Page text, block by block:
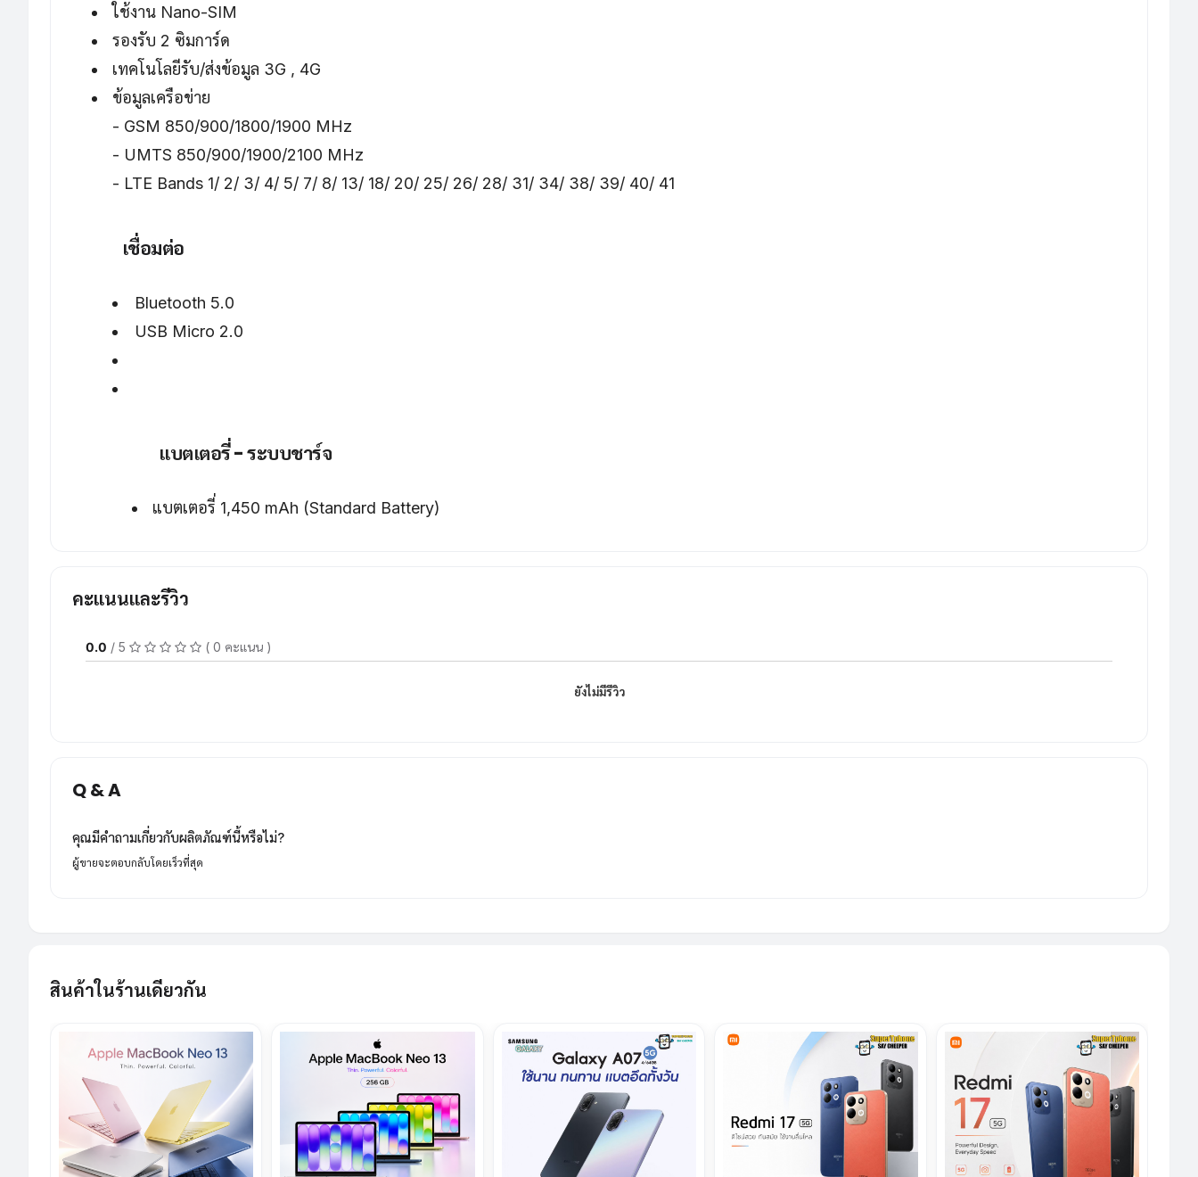
ใช้งาน Nano-SIM
รองรับ 2 ซิมการ์ด
เทคโนโลยีรับ/ส่งข้อมูล 3G , 4G
ข้อมูลเครือข่าย
- GSM 850/900/1800/1900 MHz
- UMTS 850/900/1900/2100 MHz
- LTE Bands 1/ 2/ 3/ 4/ 5/ 7/ 8/ 13/ 18/ 20/ 25/ 26/ 28/ 31/ 34/ 38/ 39/ 40/ 41
เชื่อมต่อ
Bluetooth 5.0
USB Micro 2.0
แบตเตอรี่ - ระบบชาร์จ
แบตเตอรี่ 1,450 mAh (Standard Battery)
คะแนนและรีวิว
0.0 / 5 ( 0 คะแนน )
ยังไม่มีรีวิว
Q & A
คุณมีคำถามเกี่ยวกับผลิตภัณฑ์นี้หรือไม่?
ผู้ขายจะตอบกลับโดยเร็วที่สุด
สินค้าในร้านเดียวกัน